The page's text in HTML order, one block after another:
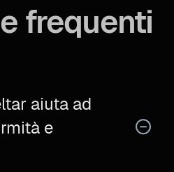
frequenti
aiuta ad
e